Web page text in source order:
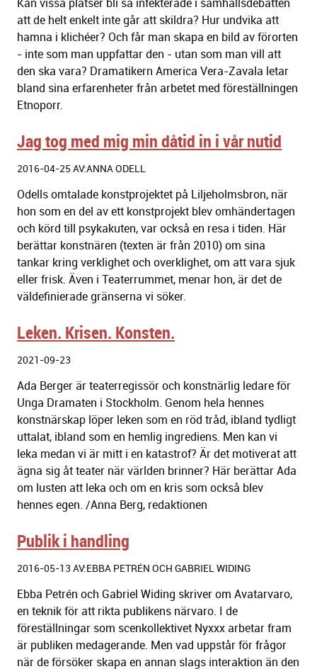
att de helt enkelt inte går att skildra? Hur undvika att
hamna i klichéer? Och får man skapa en bild av förorten
- inte som man uppfattar den - utan som man vill att
den ska vara? Dramatikern America Vera-Zavala letar
bland sina erfarenheter från arbetet med föreställningen
Etnoporr.
Jag tog med mig min dåtid in i vår nutid
2016-04-25 AV:ANNA ODELL
Odells omtalade konstprojektet på Liljeholmsbron, när
hon som en del av ett konstprojekt blev omhändertagen
och körd till psykakuten, var också en resa i tiden. Här
berättar konstnären (texten är från 2010) om sina
tankar kring verklighet och overklighet, om att vara sjuk
eller frisk. Även i Teaterrummet, menar hon, är det de
väldefinierade gränserna vi söker.
Leken. Krisen. Konsten.
2021-09-23
Ada Berger är teaterregissör och konstnärlig ledare för
Unga Dramaten i Stockholm. Genom hela hennes
konstnärskap löper leken som en röd tråd, ibland tydligt
uttalat, ibland som en hemlig ingrediens. Men kan vi
leka medan vi är mitt i en katastrof? Är det motiverat att
ägna sig åt teater när världen brinner? Här berättar Ada
om lusten att leka och om en kris som också blev
hennes egen. /Anna Berg, redaktionen
Publik i handling
2016-05-13 AV:EBBA PETRÉN OCH GABRIEL WIDING
Ebba Petrén och Gabriel Widing skriver om Avatarvaro,
en teknik för att rikta publikens närvaro. I de
föreställningar som scenkollektivet Nyxxx arbetar fram
är publiken medagerande. Men vad uppstår för frågor
när de försöker skapa en annan slags interaktion än den